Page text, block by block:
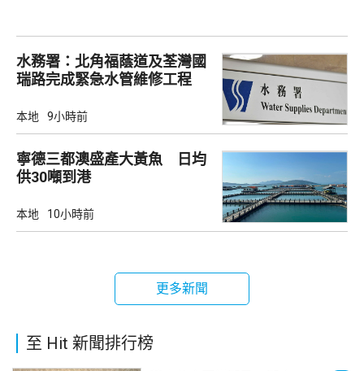
水務署：北角福蔭道及荃灣國
瑞路完成緊急水管維修工程
本地 9小時前
寧德三都澳盛產大黃魚 日均
供30噸到港
本地 10小時前
更多新聞
至 Hit 新聞排行榜